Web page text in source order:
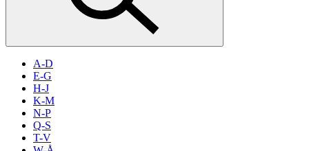
Aktiviteter
Inspirasjon
Søk
A-D
E-G
H-J
K-M
N-P
Q-S
T-V